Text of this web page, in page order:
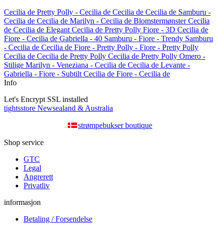
Cecilia de Pretty Polly - Cecilia de Cecilia de Cecilia de Samburu -
Cecilia de Cecilia de Marilyn - Cecilia de BlomstermønsterCecilia
de Cecilia de Elegant Cecilia de Pretty Polly Fiore - 3D Cecilia de
Fiore - Cecilia de Gabriella - 40 Samburu - Fiore - Trendy Samburu
- Cecilia de Cecilia de Fiore - Pretty Polly - Fiore - Pretty Polly
Cecilia de Cecilia de Pretty Polly Cecilia de Pretty Polly Omero -
Stilige Marilyn - Veneziana - Cecilia de Cecilia de Levante -
Gabriella - Fiore - Subtilt Cecilia de Fiore - Cecilia de
Info
Let's Encrypt SSL installed
tightsstore Newsealand & Australia
strømpebukser boutique
Shop service
GTC
Legal
Angrerett
Privatliv
informasjon
Betaling / Forsendelse